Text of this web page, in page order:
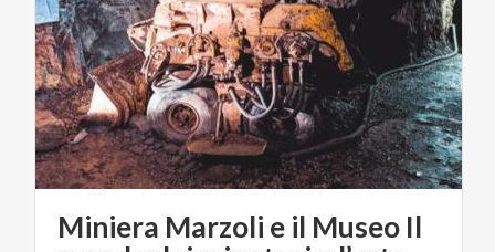
Miniera Marzoli e il Museo Il